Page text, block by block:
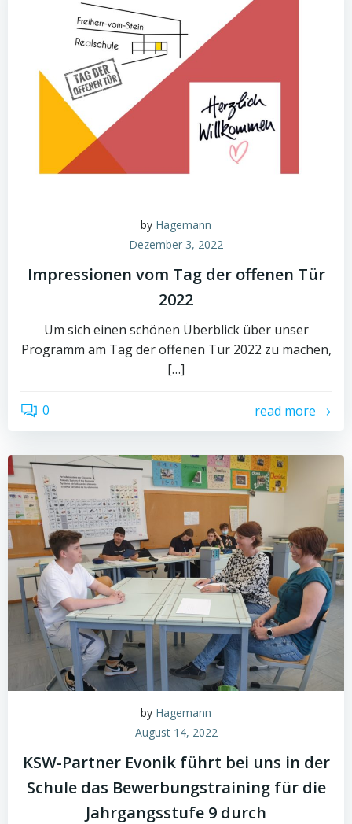
by Hagemann
Dezember 3, 2022
Impressionen vom Tag der offenen Tür
2022
Um sich einen schönen Überblick über unser
Programm am Tag der offenen Tür 2022 zu machen,
[…]
0 read more
by Hagemann
August 14, 2022
KSW-Partner Evonik führt bei uns in der
Schule das Bewerbungstraining für die
Jahrgangsstufe 9 durch